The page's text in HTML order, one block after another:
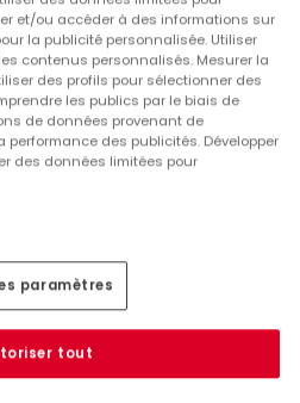
5 370 m²
Clervaux
399 000 €
2
et/ou accéder à des informations sur
la publicité personnalisée. Utiliser
contenus personnalisés. Mesurer la
des profils pour sélectionner des
les publics par le biais de
de données provenant de
performance des publicités. Développer
des données limitées pour
paramètres
tout